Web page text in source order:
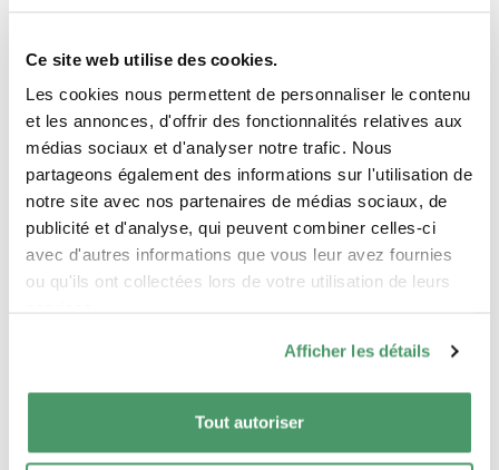
Ce site web utilise des cookies.
Les cookies nous permettent de personnaliser le contenu
et les annonces, d'offrir des fonctionnalités relatives aux
médias sociaux et d'analyser notre trafic. Nous
partageons également des informations sur l'utilisation de
notre site avec nos partenaires de médias sociaux, de
publicité et d'analyse, qui peuvent combiner celles-ci
avec d'autres informations que vous leur avez fournies
ou qu'ils ont collectées lors de votre utilisation de leurs
Afficher les détails
Tout autoriser
amis, votre famille, plus une minute à
perdre ! Le dimanche 20 septembre à
l’arrivée de l’Urban trail de la
Fondation du Souffleà la Butte
Montmartrele cumul de kilomètres
sera dévoilé. Il sera la preuve de votre
générosité et de votre implication forte
à nos côtés.
Un pour tous, tous pour la
Fondation du Souffle